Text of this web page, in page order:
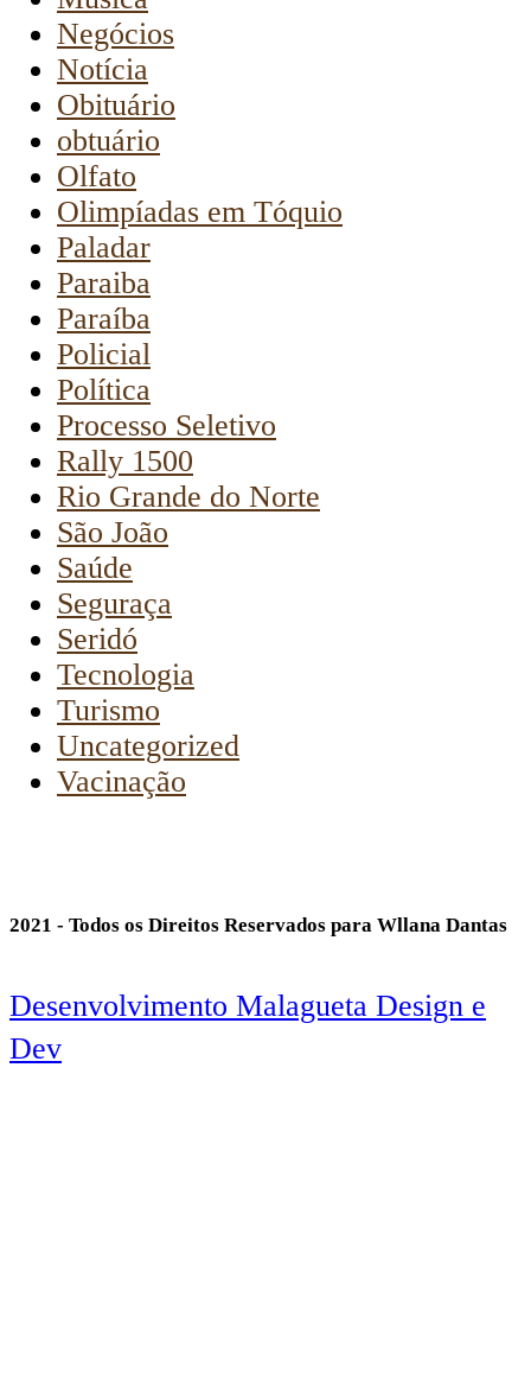
Negócios
Notícia
Obituário
obtuário
Olfato
Olimpíadas em Tóquio
Paladar
Paraiba
Paraíba
Policial
Política
Processo Seletivo
Rally 1500
Rio Grande do Norte
São João
Saúde
Seguraça
Seridó
Tecnologia
Turismo
Uncategorized
Vacinação
2021 - Todos os Direitos Reservados para Wllana Dantas
Desenvolvimento Malagueta Design e
Dev